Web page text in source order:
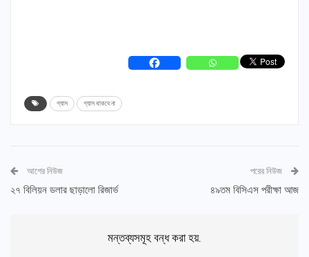
গ্যাস গ্যাস থাকবে না
আগের নিউজ
২৭ বিলিয়ন ডলার ছাড়ালো রিজার্ভ
পরের নিউজ
৪৯তম বিসিএস পরীক্ষা আজ
মন্তব্যসমূহ বন্ধ করা হয়.